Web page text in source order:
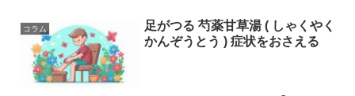
コラム
足がつる 芍薬甘草湯 ( しゃくやく
かんぞうとう ) 症状をおさえる